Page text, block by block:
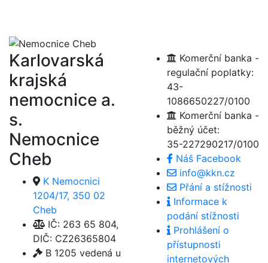
Karlovarská
krajská
nemocnice a.
s.
Nemocnice
Cheb
K Nemocnici
1204/17, 350 02
Cheb
IČ: 263 65 804,
DIČ: CZ26365804
B 1205 vedená u
Komerční banka -
regulační poplatky:
43-
1086650227/0100
Komerční banka -
běžný účet:
35-227290217/0100
Náš Facebook
info@kkn.cz
Přání a stížnosti
Informace k
podání stížnosti
Prohlášení o
přístupnosti
internetových